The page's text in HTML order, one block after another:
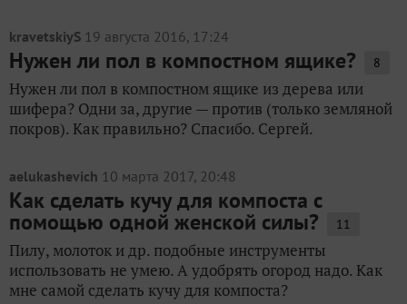
kravetskiyS 19 августа 2016, 17:24
Нужен ли пол в компостном ящике? 8
Нужен ли пол в компостном ящике из дерева или
шифера? Одни за, другие — против (только земляной
покров). Как правильно? Спасибо. Сергей.
aelukashevich 10 марта 2017, 20:48
Как сделать кучу для компоста с
помощью одной женской силы? 11
Пилу, молоток и др. подобные инструменты
использовать не умею. А удобрять огород надо. Как
мне самой сделать кучу для компоста?